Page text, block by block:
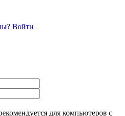
Войти
для компьютеров с